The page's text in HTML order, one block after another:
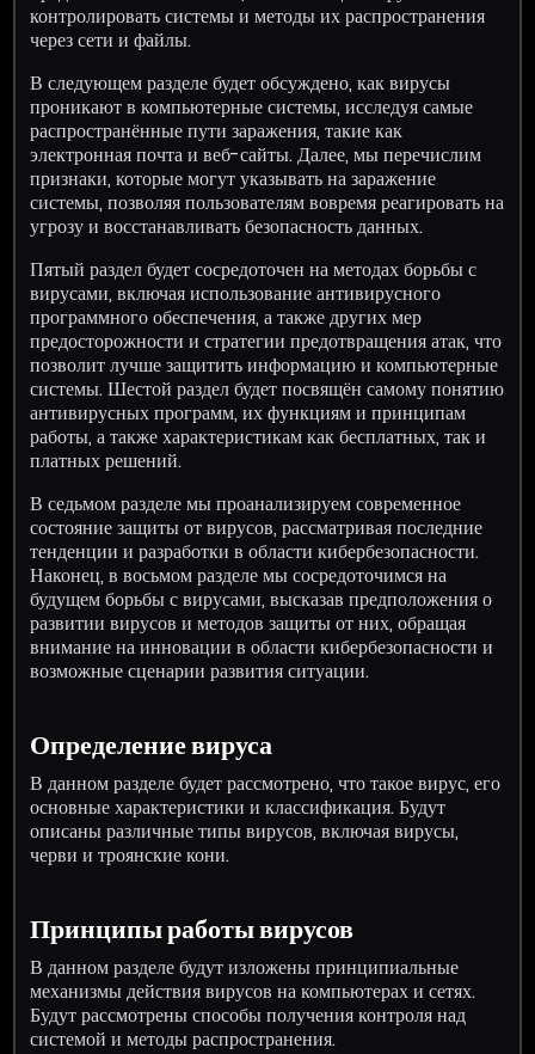
контролировать системы и методы их распространения
через сети и файлы.
В следующем разделе будет обсуждено, как вирусы
проникают в компьютерные системы, исследуя самые
распространённые пути заражения, такие как
электронная почта и веб-сайты. Далее, мы перечислим
признаки, которые могут указывать на заражение
системы, позволяя пользователям вовремя реагировать на
угрозу и восстанавливать безопасность данных.
Пятый раздел будет сосредоточен на методах борьбы с
вирусами, включая использование антивирусного
программного обеспечения, а также других мер
предосторожности и стратегии предотвращения атак, что
позволит лучше защитить информацию и компьютерные
системы. Шестой раздел будет посвящён самому понятию
антивирусных программ, их функциям и принципам
работы, а также характеристикам как бесплатных, так и
платных решений.
В седьмом разделе мы проанализируем современное
состояние защиты от вирусов, рассматривая последние
тенденции и разработки в области кибербезопасности.
Наконец, в восьмом разделе мы сосредоточимся на
будущем борьбы с вирусами, высказав предположения о
развитии вирусов и методов защиты от них, обращая
внимание на инновации в области кибербезопасности и
возможные сценарии развития ситуации.
Определение вируса
В данном разделе будет рассмотрено, что такое вирус, его
основные характеристики и классификация. Будут
описаны различные типы вирусов, включая вирусы,
черви и троянские кони.
Принципы работы вирусов
В данном разделе будут изложены принципиальные
механизмы действия вирусов на компьютерах и сетях.
Будут рассмотрены способы получения контроля над
системой и методы распространения.